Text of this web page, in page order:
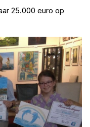
25.000 euro op